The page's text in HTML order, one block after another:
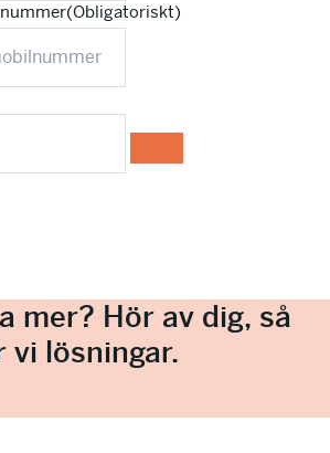
(Obligatoriskt)
mer? Hör av dig, så
vi lösningar.